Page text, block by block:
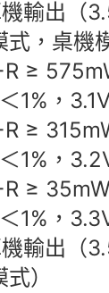
輸出（
式，桌機
1%，
1%，
1%，
）